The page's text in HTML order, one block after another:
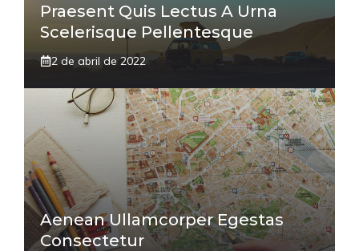
Praesent Quis Lectus A Urna
Scelerisque Pellentesque
2 de abril de 2022
Aenean Ullamcorper Egestas
Consectetur